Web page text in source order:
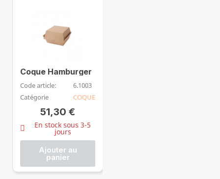
Coque Hamburger
Code article:
6.1003
Catégorie
COQUE
51,30 €
En stock sous 3-5
jours
Ajouter au
panier